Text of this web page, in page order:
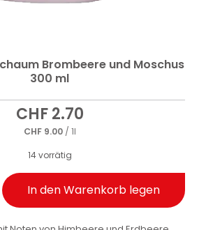
Brombeere und Moschus
300 ml
CHF2.70
CHF9.00/ 1l
14 vorrätig
In den Warenkorb legen